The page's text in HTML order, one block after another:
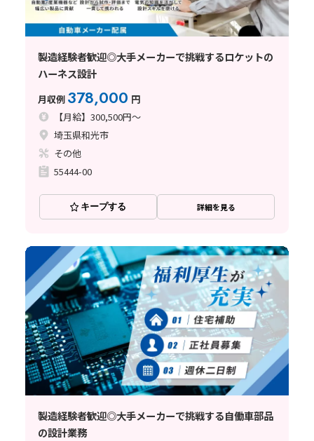
製造経験者歓迎◎大手メーカーで挑戦するロケットの
ハーネス設計
月収例 378,000 円
【月給】300,500円～
埼玉県和光市
その他
55444-00
キープする 詳細を見る
製造経験者歓迎◎大手メーカーで挑戦する自働車部品
の設計業務